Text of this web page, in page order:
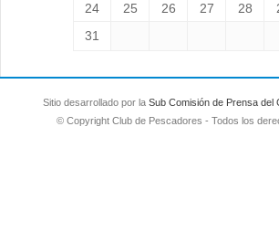
24
25 26 27 28
31
Sitio desarrollado por la Sub Comisión de Prensa del
© Copyright Club de Pescadores - Todos los